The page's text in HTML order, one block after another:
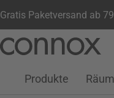
Gratis Paketversand ab
Kundenkonto
Wunschliste
Warenkorb
Produkte